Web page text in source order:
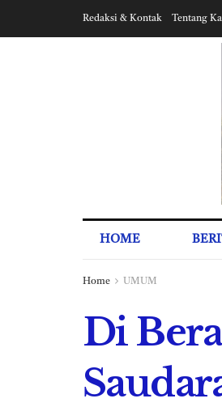
Redaksi & Kontak Tentang
HOME
Home UMUM
Di